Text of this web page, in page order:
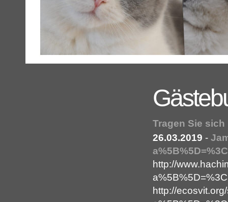
Tragen Sie
26.03.2019 -
http://
http://